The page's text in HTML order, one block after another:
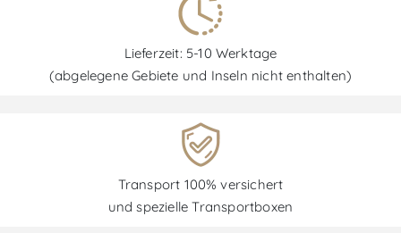
Lieferzeit: 5-10 Werktage
(abgelegene Gebiete und Inseln nicht enthalten)
Transport 100% versichert
und spezielle Transportboxen